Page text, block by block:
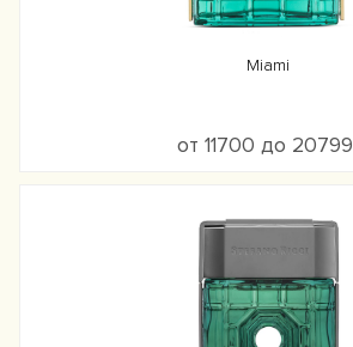
Miami
от 11700 до 20799